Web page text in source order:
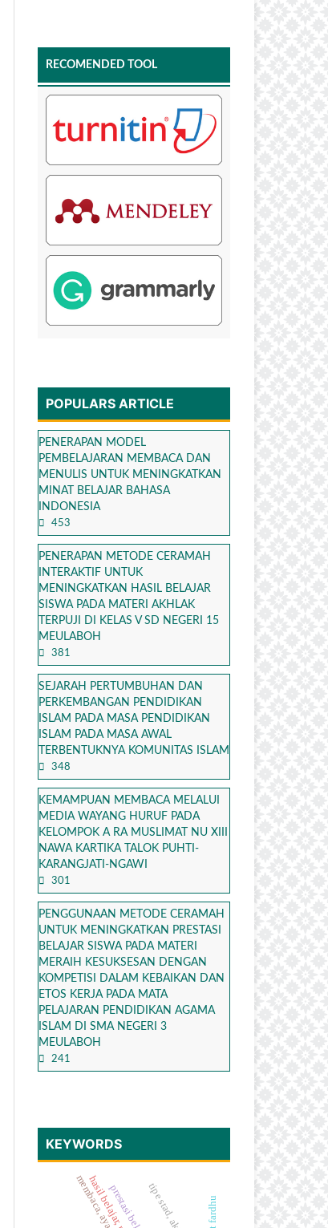
RECOMENDED TOOL
POPULARS ARTICLE
PENERAPAN MODEL
PEMBELAJARAN MEMBACA DAN
MENULIS UNTUK MENINGKATKAN
MINAT BELAJAR BAHASA
INDONESIA
453
PENERAPAN METODE CERAMAH
INTERAKTIF UNTUK
MENINGKATKAN HASIL BELAJAR
SISWA PADA MATERI AKHLAK
TERPUJI DI KELAS V SD NEGERI 15
MEULABOH
381
SEJARAH PERTUMBUHAN DAN
PERKEMBANGAN PENDIDIKAN
ISLAM PADA MASA PENDIDIKAN
ISLAM PADA MASA AWAL
TERBENTUKNYA KOMUNITAS ISLAM
348
KEMAMPUAN MEMBACA MELALUI
MEDIA WAYANG HURUF PADA
KELOMPOK A RA MUSLIMAT NU XIII
NAWA KARTIKA TALOK PUHTI-
KARANGJATI-NGAWI
301
PENGGUNAAN METODE CERAMAH
UNTUK MENINGKATKAN PRESTASI
BELAJAR SISWA PADA MATERI
MERAIH KESUKSESAN DENGAN
KOMPETISI DALAM KEBAIKAN DAN
ETOS KERJA PADA MATA
PELAJARAN PENDIDIKAN AGAMA
ISLAM DI SMA NEGERI 3
MEULABOH
241
KEYWORDS